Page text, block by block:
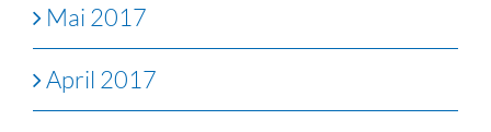
Mai 2017
April 2017